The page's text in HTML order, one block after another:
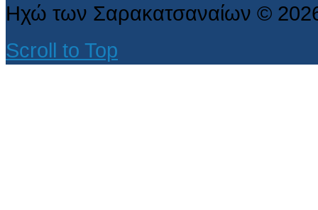
Ηχώ των Σαρακατσαναίων ©
Scroll to Top